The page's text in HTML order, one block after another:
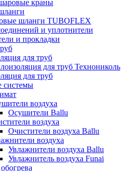
краны
шланги TUBOFLEX
и уплотнители
и прокладки
для труб
для труб Технониколь
для труб
системы
воздуха
Осушители Ballu
воздуха
Очистители воздуха Ballu
воздуха
Увлажнители воздуха Ballu
Увлажнитель воздуха Funai